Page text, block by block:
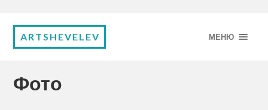
ARTSHEVELEV МЕНЮ
Фото